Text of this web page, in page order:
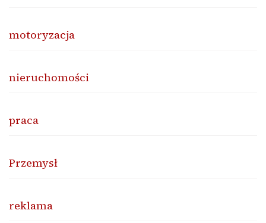
motoryzacja
nieruchomości
praca
Przemysł
reklama